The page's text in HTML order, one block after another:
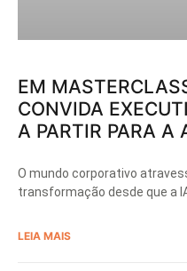
EM
CONVIDA
A PARTIR PARA A
O mundo corporativo
transformação desde que a
LEIA MAIS